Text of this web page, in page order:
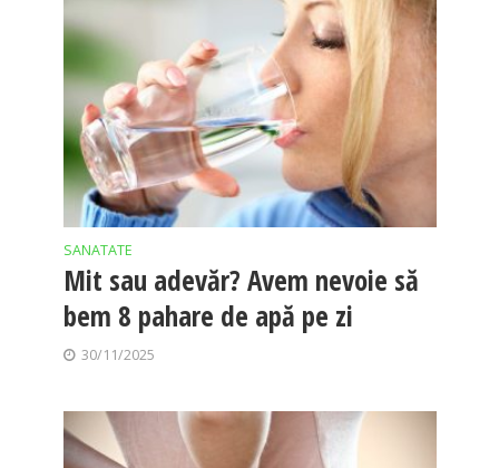
SANATATE
Mit sau adevăr? Avem nevoie să
bem 8 pahare de apă pe zi
30/11/2025